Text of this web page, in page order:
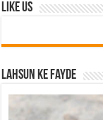
Like Us
Lahsun ke fayde